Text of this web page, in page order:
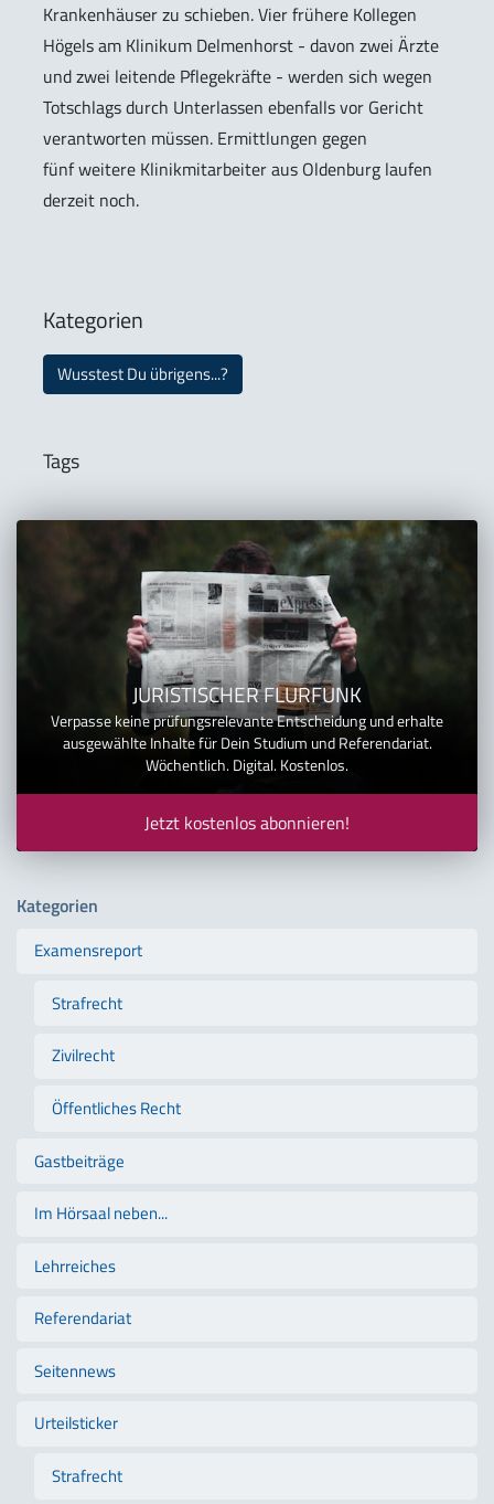
Krankenhäuser zu schieben. Vier frühere Kollegen
Högels am Klinikum Delmenhorst - davon zwei Ärzte
und zwei leitende Pflegekräfte - werden sich wegen
Totschlags durch Unterlassen ebenfalls vor Gericht
verantworten müssen. Ermittlungen gegen
fünf weitere Klinikmitarbeiter aus Oldenburg laufen
derzeit noch.
Kategorien
Wusstest Du übrigens...?
Tags
JURISTISCHER FLURFUNK
Verpasse keine prüfungsrelevante Entscheidung und erhalte
ausgewählte Inhalte für Dein Studium und Referendariat.
Wöchentlich. Digital. Kostenlos.
Jetzt kostenlos abonnieren!
Kategorien
Examensreport
Strafrecht
Zivilrecht
Öffentliches Recht
Gastbeiträge
Im Hörsaal neben...
Lehrreiches
Referendariat
Seitennews
Urteilsticker
Strafrecht